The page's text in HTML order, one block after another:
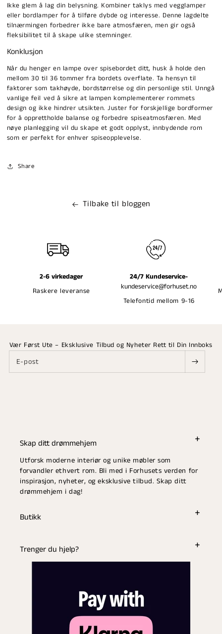
Ikke glem å lag din belysning. Kombiner taklys med vegglamper
eller bordlamper for å tilføre dybde og interesse. Denne lagdelte
tilnærmingen forbedrer ikke bare atmosfæren, men gir også
fleksibilitet til å skape ulike stemninger.
Konklusjon
Når du henger en lampe over spisebordet ditt, husk å holde den
mellom 30 til 36 tommer fra bordets overflate. Ta hensyn til
faktorer som takhøyde, bordstørrelse og din personlige stil. Unngå
vanlige feil ved å sikre at lampen komplementerer rommets
design og ikke hindrer utsikten. Juster for forskjellige bordformer
for å opprettholde balanse og forbedre spiseatmosfæren. Med
nøye planlegging vil du skape et godt opplyst, innbydende rom
som er perfekt for enhver spiseopplevelse.
Share
Tilbake til bloggen
2-6 virkedager
Raskere leveranse
24/7 Kundeservice-
kundeservice@forhuset.no
Telefontid mellom 9-16
Vær Først Ute – Eksklusive Tilbud og Nyheter Rett til Din Innboks
E-post
Skap ditt drømmehjem
Utforsk moderne interiør og unike møbler som
forvandler ethvert rom. Bli med i Forhusets verden for
inspirasjon, nyheter, og eksklusive tilbud. Skap ditt
drømmehjem i dag!
Butikk
Trenger du hjelp?